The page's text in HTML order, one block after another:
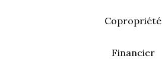
Copropriété
Financier